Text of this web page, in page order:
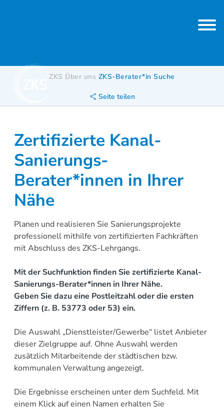
ZKS Über uns ZKS-Berater*in Suche
Seite teilen
Zertifizierte Kanal-
Sanierungs-
Berater*innen in Ihrer
Nähe
Planen und realisieren Sie Sanierungsprojekte
professionell mithilfe von zertifizierten Fachkräften
mit Abschluss des ZKS-Lehrgangs.
Mit der Suchfunktion finden Sie zertifizierte Kanal-
Sanierungs-Berater*innen in Ihrer Nähe.
Geben Sie dazu eine Postleitzahl oder die ersten
Ziffern (z. B. 53773 oder 53) ein.
Die Auswahl „Dienstleister/Gewerbe“ listet Anbieter
dieser Zielgruppe auf. Ohne Auswahl werden
zusätzlich Mitarbeitende der städtischen bzw.
kommunalen Verwaltung angezeigt.
Die Ergebnisse erscheinen unter dem Suchfeld. Mit
einem Klick auf einen Namen erhalten Sie